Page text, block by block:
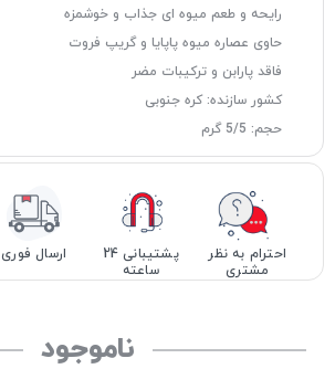
رایحه و طعم میوه ای جذاب و خوشمزه
حاوی عصاره میوه پاپایا و گریپ فروت
فاقد پارابن و ترکیبات مضر
کشور سازنده: کره جنوبی
حجم: 5/5 گرم
احترام به نظر
مشتری
پشتیبانی 24
ساعته
ارسال فوری
ناموجود